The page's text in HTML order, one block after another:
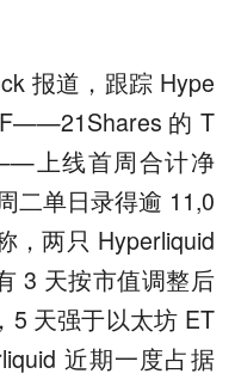
报道，跟踪 Hype
的 T
上线首周合计净
二单日录得逾 11,0
，两只 Hyperliquid
3 天按市值调整后
5 天强于以太坊 ET
近期一度占据